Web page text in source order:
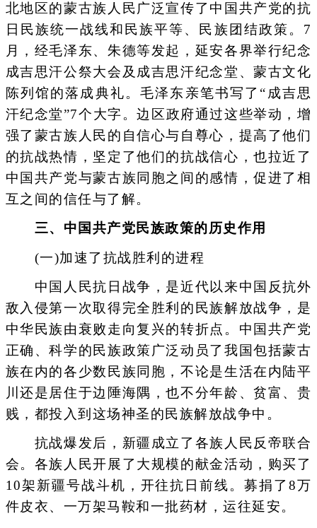
北地区的蒙古族人民广泛宣传了中国共产党的抗
日民族统一战线和民族平等、民族团结政策。7
月，经毛泽东、朱德等发起，延安各界举行纪念
成吉思汗公祭大会及成吉思汗纪念堂、蒙古文化
陈列馆的落成典礼。毛泽东亲笔书写了“成吉思
汗纪念堂”7个大字。边区政府通过这些举动，增
强了蒙古族人民的自信心与自尊心，提高了他们
的抗战热情，坚定了他们的抗战信心，也拉近了
中国共产党与蒙古族同胞之间的感情，促进了相
互之间的信任与了解。
三、中国共产党民族政策的历史作用
(一)加速了抗战胜利的进程
中国人民抗日战争，是近代以来中国反抗外
敌入侵第一次取得完全胜利的民族解放战争，是
中华民族由衰败走向复兴的转折点。中国共产党
正确、科学的民族政策广泛动员了我国包括蒙古
族在内的各少数民族同胞，不论是生活在内陆平
川还是居住于边陲海隅，也不分年龄、贫富、贵
贱，都投入到这场神圣的民族解放战争中。
抗战爆发后，新疆成立了各族人民反帝联合
会。各族人民开展了大规模的献金活动，购买了
10架新疆号战斗机，开往抗日前线。募捐了8万
件皮衣、一万架马鞍和一批药材，运往延安。